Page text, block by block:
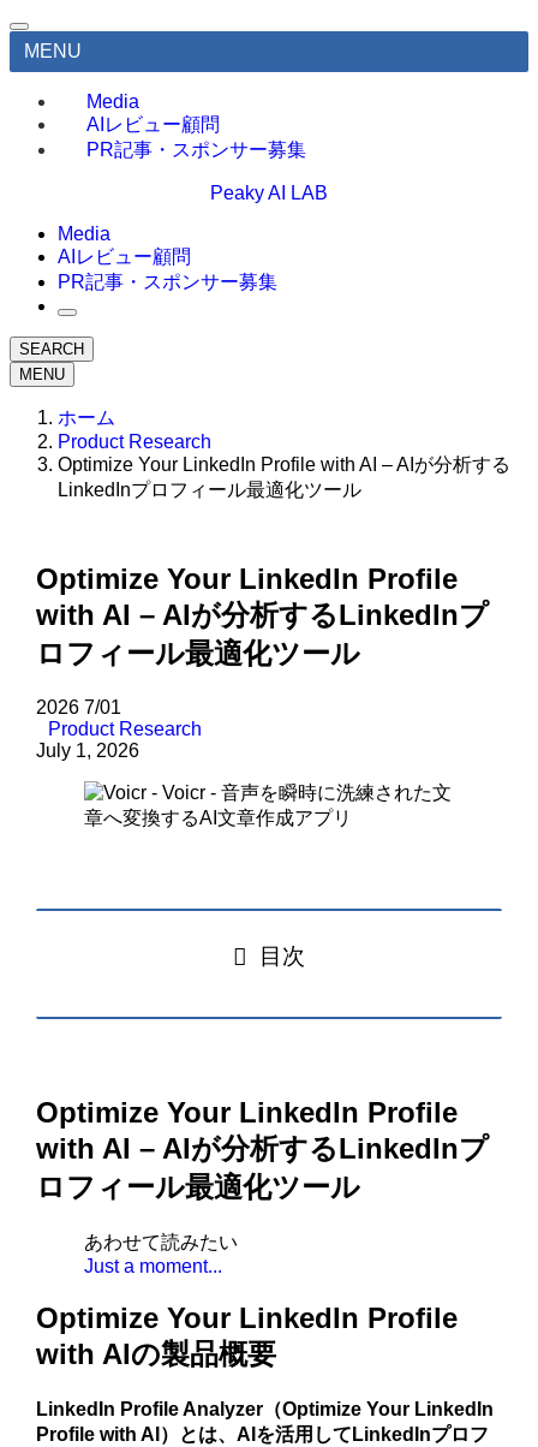
MENU
Media
AIレビュー顧問
PR記事・スポンサー募集
Peaky AI LAB
Media
AIレビュー顧問
PR記事・スポンサー募集
SEARCH
MENU
ホーム
Product Research
Optimize Your LinkedIn Profile with AI – AIが分析する
LinkedInプロフィール最適化ツール
Optimize Your LinkedIn Profile
with AI – AIが分析するLinkedInプ
ロフィール最適化ツール
2026 7/01
Product Research
July 1, 2026
目次
Optimize Your LinkedIn Profile
with AI – AIが分析するLinkedInプ
ロフィール最適化ツール
あわせて読みたい
Just a moment...
Optimize Your LinkedIn Profile
with AIの製品概要
LinkedIn Profile Analyzer（Optimize Your LinkedIn
Profile with AI）とは、AIを活用してLinkedInプロフ